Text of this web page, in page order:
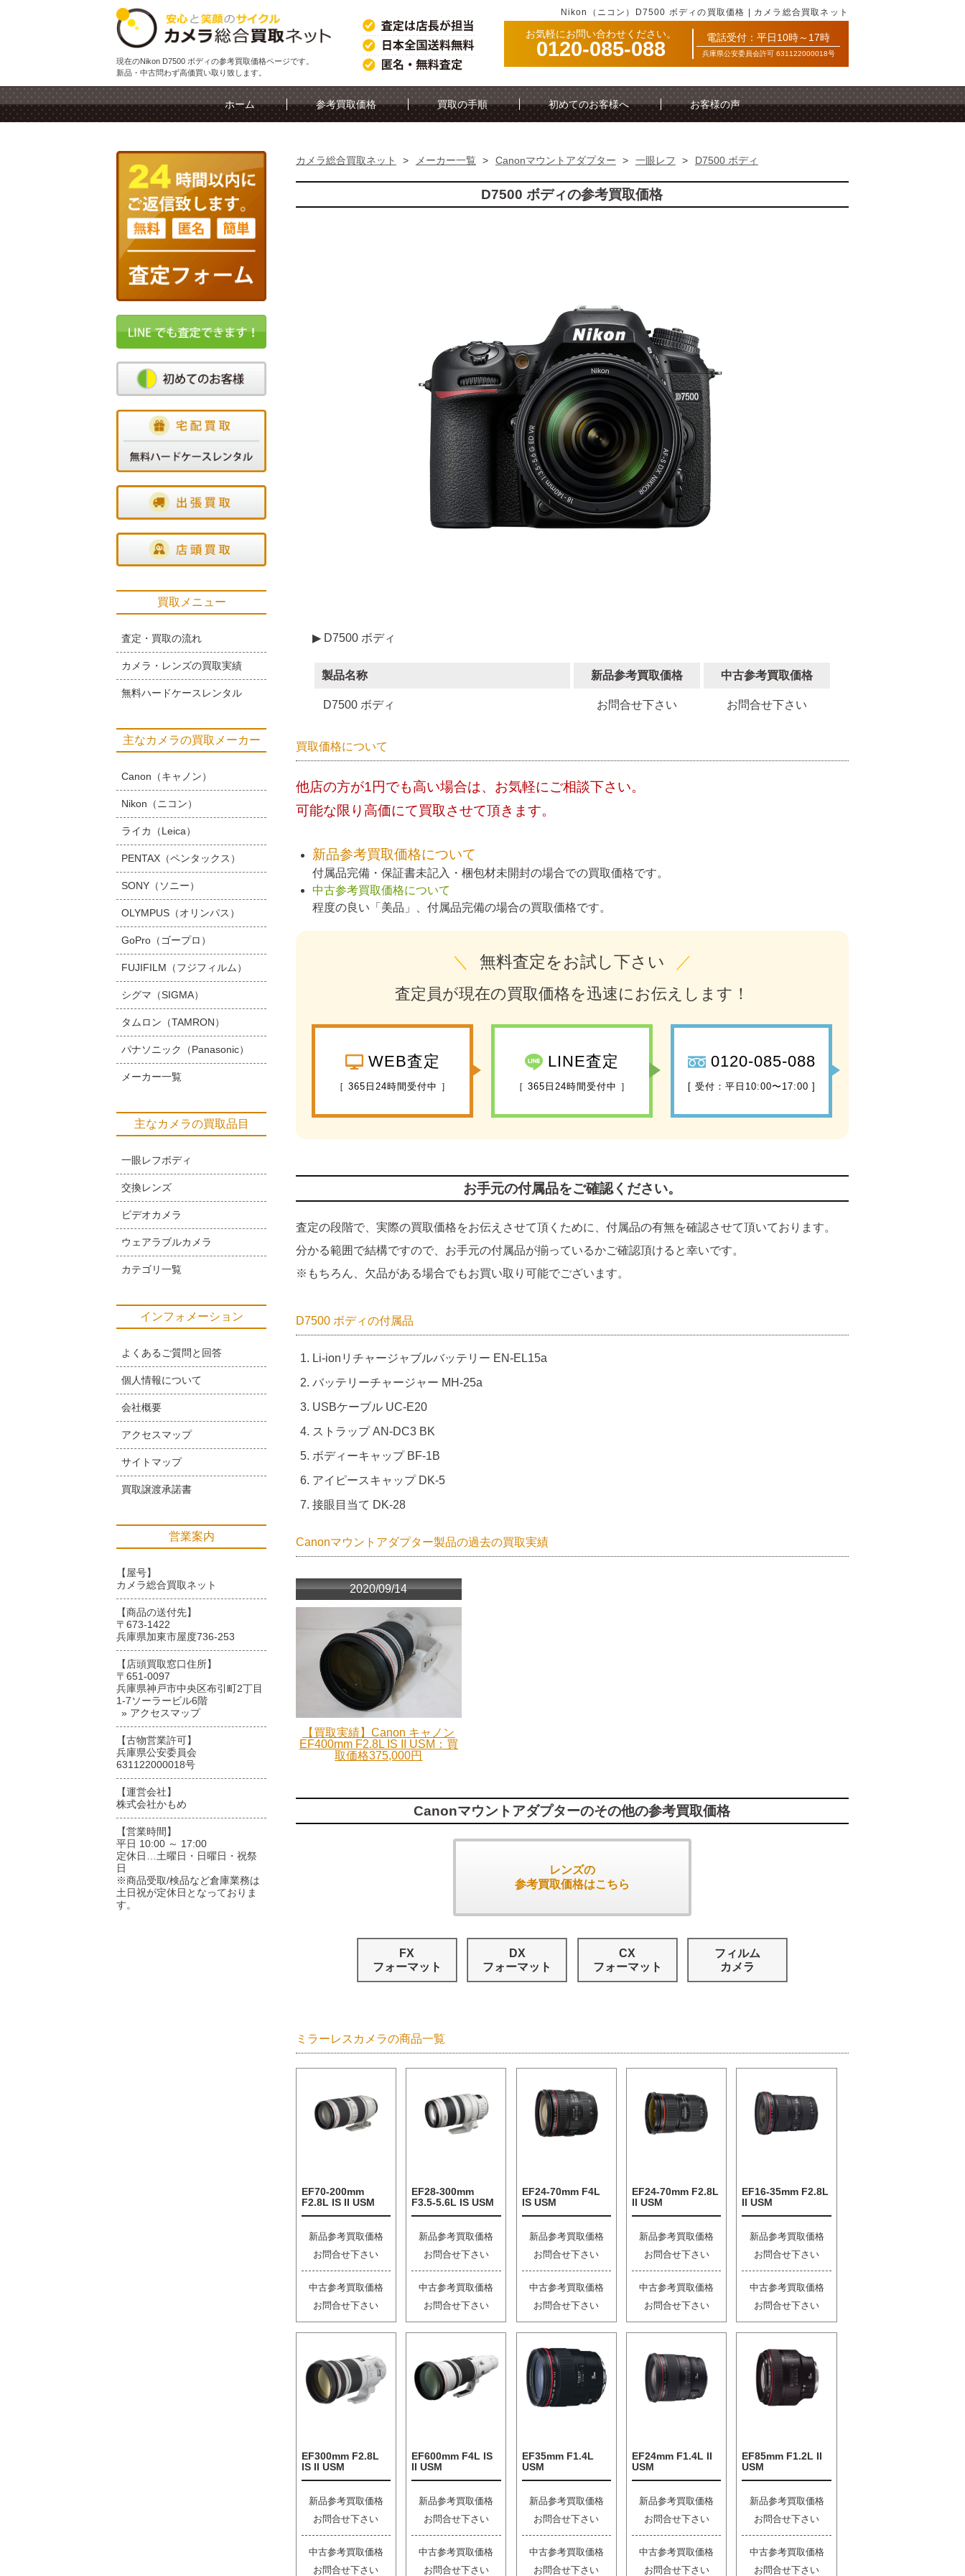
Nikon（ニコン）D7500 ボディの買取価格 | カメラ総合買取ネット
現在のNikon D7500 ボディの参考買取価格ページです。
新品・中古問わず高価買い取り致します。
お気軽にお問い合わせください。
0120-085-088 電話受付：平日10時～17時
兵庫県公安委員会許可 631122000018号
ホーム 参考買取価格 買取の手順 初めてのお客様へ お客様の声
カメラ総合買取ネット > メーカー一覧 > Canonマウントアダプター > 一眼レフ > D7500 ボディ
D7500 ボディの参考買取価格
▶ D7500 ボディ
製品名称 新品参考買取価格 中古参考買取価格
D7500 ボディ お問合せ下さい お問合せ下さい
買取価格について
他店の方が1円でも高い場合は、お気軽にご相談下さい。
可能な限り高価にて買取させて頂きます。
新品参考買取価格について
付属品完備・保証書未記入・梱包材未開封の場合での買取価格です。
中古参考買取価格について
程度の良い「美品」、付属品完備の場合の買取価格です。
＼ 無料査定をお試し下さい ／
査定員が現在の買取価格を迅速にお伝えします！
WEB査定
［ 365日24時間受付中 ］
LINE査定
［ 365日24時間受付中 ］
0120-085-088
[ 受付：平日10:00〜17:00 ]
お手元の付属品をご確認ください。
査定の段階で、実際の買取価格をお伝えさせて頂くために、付属品の有無を確認させて頂いております。
分かる範囲で結構ですので、お手元の付属品が揃っているかご確認頂けると幸いです。
※もちろん、欠品がある場合でもお買い取り可能でございます。
D7500 ボディの付属品
Li-ionリチャージャブルバッテリー EN-EL15a
バッテリーチャージャー MH-25a
USBケーブル UC-E20
ストラップ AN-DC3 BK
ボディーキャップ BF-1B
アイピースキャップ DK-5
接眼目当て DK-28
Canonマウントアダプター製品の過去の買取実績
2020/09/14
【買取実績】Canon キャノン
EF400mm F2.8L IS II USM：買
取価格375,000円
Canonマウントアダプターのその他の参考買取価格
レンズの
参考買取価格はこちら
FX
フォーマット
DX
フォーマット
CX
フォーマット
フィルム
カメラ
ミラーレスカメラの商品一覧
EF70-200mm
F2.8L IS II USM
新品参考買取価格
お問合せ下さい
中古参考買取価格
お問合せ下さい
EF28-300mm
F3.5-5.6L IS USM
新品参考買取価格
お問合せ下さい
中古参考買取価格
お問合せ下さい
EF24-70mm F4L
IS USM
新品参考買取価格
お問合せ下さい
中古参考買取価格
お問合せ下さい
EF24-70mm F2.8L
II USM
新品参考買取価格
お問合せ下さい
中古参考買取価格
お問合せ下さい
EF16-35mm F2.8L
II USM
新品参考買取価格
お問合せ下さい
中古参考買取価格
お問合せ下さい
EF300mm F2.8L
IS II USM
新品参考買取価格
お問合せ下さい
中古参考買取価格
お問合せ下さい
EF600mm F4L IS
II USM
新品参考買取価格
お問合せ下さい
中古参考買取価格
お問合せ下さい
EF35mm F1.4L
USM
新品参考買取価格
お問合せ下さい
中古参考買取価格
お問合せ下さい
EF24mm F1.4L II
USM
新品参考買取価格
お問合せ下さい
中古参考買取価格
お問合せ下さい
EF85mm F1.2L II
USM
新品参考買取価格
お問合せ下さい
中古参考買取価格
お問合せ下さい
買取メニュー
査定・買取の流れ
カメラ・レンズの買取実績
無料ハードケースレンタル
主なカメラの買取メーカー
Canon（キャノン）
Nikon（ニコン）
ライカ（Leica）
PENTAX（ペンタックス）
SONY（ソニー）
OLYMPUS（オリンパス）
GoPro（ゴープロ）
FUJIFILM（フジフィルム）
シグマ（SIGMA）
タムロン（TAMRON）
パナソニック（Panasonic）
メーカー一覧
主なカメラの買取品目
一眼レフボディ
交換レンズ
ビデオカメラ
ウェアラブルカメラ
カテゴリ一覧
インフォメーション
よくあるご質問と回答
個人情報について
会社概要
アクセスマップ
サイトマップ
買取譲渡承諾書
営業案内
【屋号】
カメラ総合買取ネット
【商品の送付先】
〒673-1422
兵庫県加東市屋度736-253
【店頭買取窓口住所】
〒651-0097
兵庫県神戸市中央区布引町2丁目
1-7ソーラービル6階
» アクセスマップ
【古物営業許可】
兵庫県公安委員会
631122000018号
【運営会社】
株式会社かもめ
【営業時間】
平日 10:00 ～ 17:00
定休日…土曜日・日曜日・祝祭
日
※商品受取/検品など倉庫業務は
土日祝が定休日となっておりま
す。